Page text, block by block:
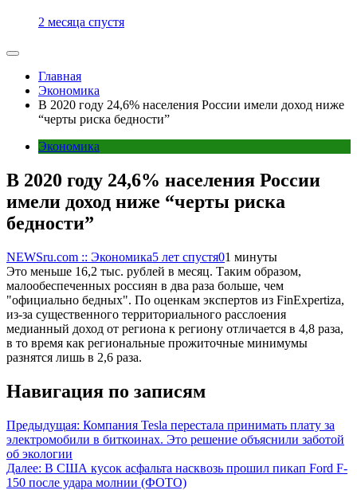
2 месяца спустя
Главная
Экономика
В 2020 году 24,6% населения России имели доход ниже
“черты риска бедности”
Экономика
В 2020 году 24,6% населения России
имели доход ниже “черты риска
бедности”
NEWSru.com :: Экономика5 лет спустя01 минуты
Это меньше 16,2 тыс. рублей в месяц. Таким образом,
малообеспеченных россиян в два раза больше, чем
"официально бедных". По оценкам экспертов из FinExpertiza,
из-за существенного территориального расслоения
медианный доход от региона к региону отличается в 4,8 раза,
в то время как региональные прожиточные минимумы
разнятся лишь в 2,6 раза.
Навигация по записям
Предыдущая: Компания Tesla перестала принимать плату за
электромобили в биткоинах. Это решение объяснили заботой
об экологии
Далее: В США кусок асфальта насквозь прошил пикап Ford F-
150 после удара молнии (ФОТО)